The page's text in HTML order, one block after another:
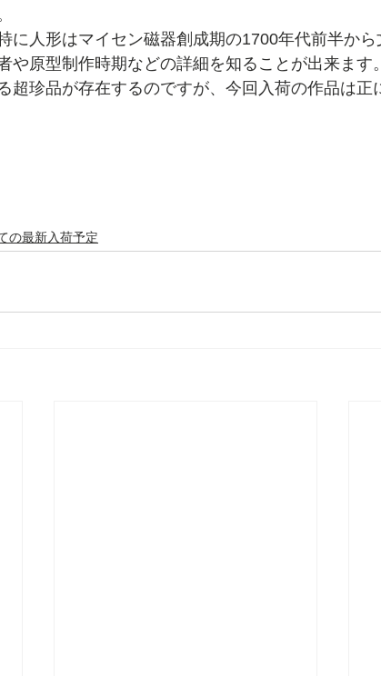
に人形はマイセン磁器創成期の1700年代前半か
や原型制作時期などの詳細を知ることが出来ます。
超珍品が存在するのですが、今回入荷の作品は正
の最新入荷予定